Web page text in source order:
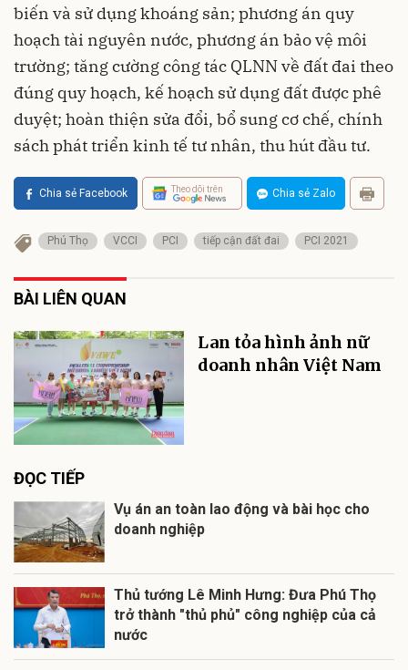
biến và sử dụng khoáng sản; phương án quy
hoạch tài nguyên nước, phương án bảo vệ môi
trường; tăng cường công tác QLNN về đất đai theo
đúng quy hoạch, kế hoạch sử dụng đất được phê
duyệt; hoàn thiện sửa đổi, bổ sung cơ chế, chính
sách phát triển kinh tế tư nhân, thu hút đầu tư.
Chia sẻ Facebook Theo dõi trên Chia sẻ Zalo
Phú Thọ VCCI PCI tiếp cận đất đai PCI 2021
BÀI LIÊN QUAN
Lan tỏa hình ảnh nữ
doanh nhân Việt Nam
ĐỌC TIẾP
Vụ án an toàn lao động và bài học cho
doanh nghiệp
Thủ tướng Lê Minh Hưng: Đưa Phú Thọ
trở thành "thủ phủ" công nghiệp của cả
nước